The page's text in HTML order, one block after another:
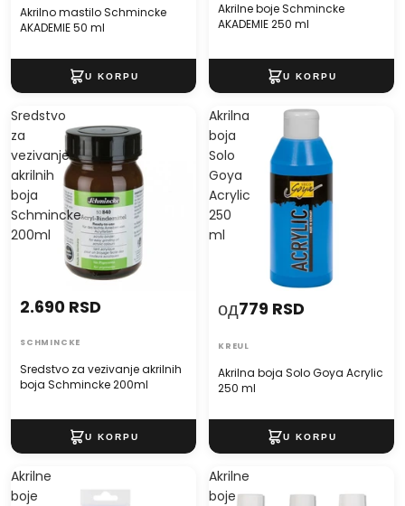
Akrilno mastilo Schmincke
AKADEMIE 50 ml
Akrilne boje Schmincke
AKADEMIE 250 ml
Sredstvo
za
vezivanje
akrilnih
boja
Schmincke
200ml
Sredstvo za vezivanje akrilnih
boja Schmincke 200ml
2.690 RSD
SCHMINCKE
Akrilna
boja
Solo
Goya
Acrylic
250
ml
Akrilna boja Solo Goya Acrylic
250 ml
од779 RSD
KREUL
Akrilne
boje
Akrilne
boje